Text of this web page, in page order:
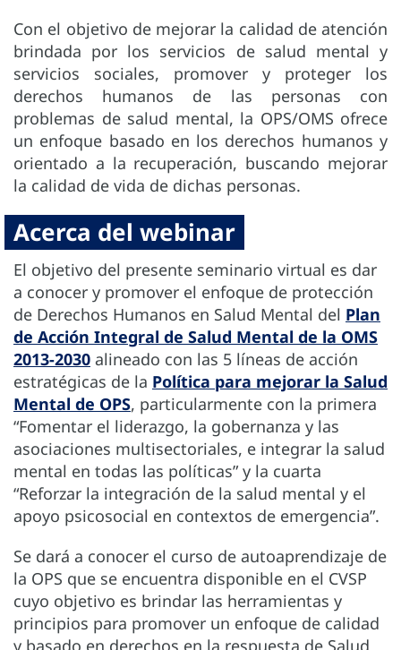
Con el objetivo de mejorar la calidad de atención
brindada por los servicios de salud mental y
servicios sociales, promover y proteger los
derechos humanos de las personas con
problemas de salud mental, la OPS/OMS ofrece
un enfoque basado en los derechos humanos y
orientado a la recuperación, buscando mejorar
la calidad de vida de dichas personas.
Acerca del webinar
El objetivo del presente seminario virtual es dar
a conocer y promover el enfoque de protección
de Derechos Humanos en Salud Mental del Plan
de Acción Integral de Salud Mental de la OMS
2013-2030 alineado con las 5 líneas de acción
estratégicas de la Política para mejorar la Salud
Mental de OPS, particularmente con la primera
“Fomentar el liderazgo, la gobernanza y las
asociaciones multisectoriales, e integrar la salud
mental en todas las políticas” y la cuarta
“Reforzar la integración de la salud mental y el
apoyo psicosocial en contextos de emergencia”.
Se dará a conocer el curso de autoaprendizaje de
la OPS que se encuentra disponible en el CVSP
cuyo objetivo es brindar las herramientas y
principios para promover un enfoque de calidad
y basado en derechos en la respuesta de Salud